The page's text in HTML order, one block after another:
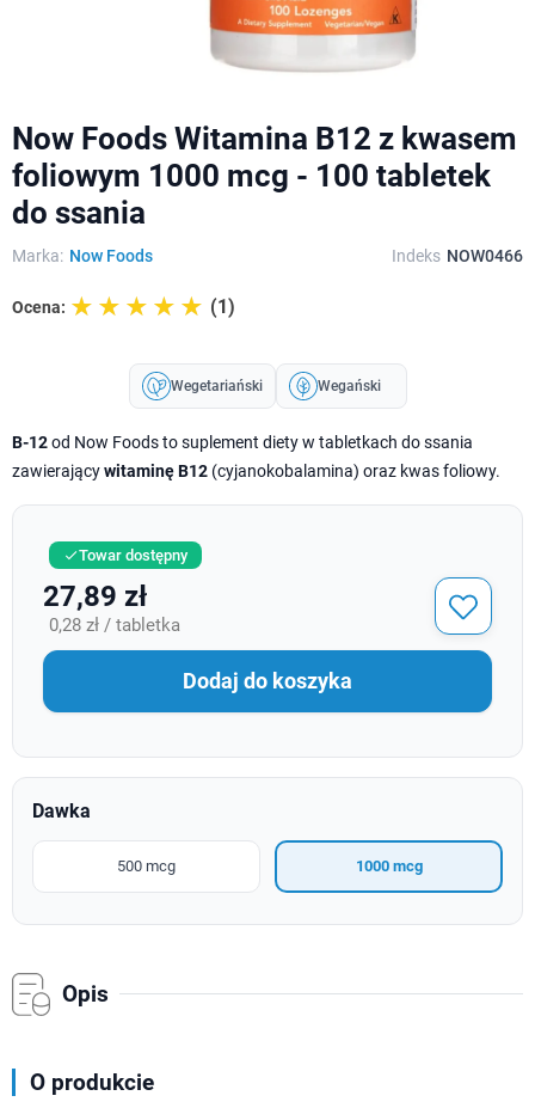
Now Foods Witamina B12 z kwasem
foliowym 1000 mcg - 100 tabletek
do ssania
Marka: Now Foods Indeks NOW0466
Ocena: ☆☆☆☆☆
★★★★★ (1)
Wegetariański Wegański
B-12od Now Foods to suplement diety w tabletkach do ssania
zawierającywitaminę B12 (cyjanokobalamina) oraz kwas foliowy.
Towar dostępny
27,89 zł
0,28 zł / tabletka
Dodaj do koszyka
Dawka
500 mcg 1000 mcg
Opis
O produkcie